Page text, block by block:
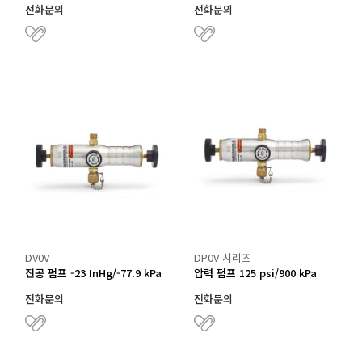
전화문의
전화문의
DV0V
진공 펌프 -23 InHg/-77.9 kPa
전화문의
DP0V 시리즈
압력 펌프 125 psi/900 kPa
전화문의